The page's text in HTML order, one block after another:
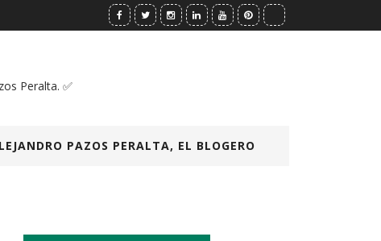
Peralta. ✅
PAZOS PERALTA, EL BLOGERO